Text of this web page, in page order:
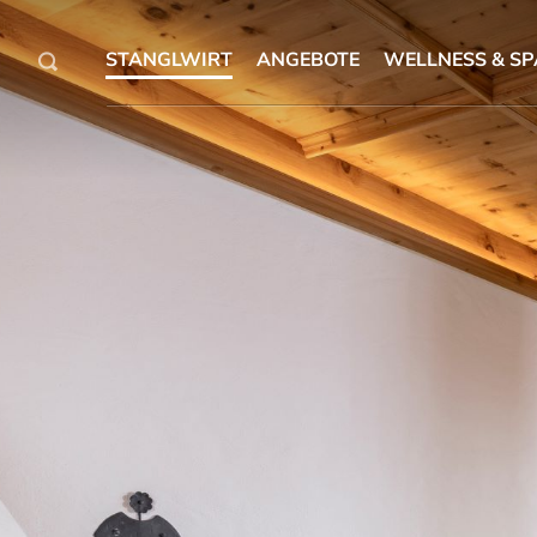
STANGLWIRT ANGEBOTE WELLNESS &